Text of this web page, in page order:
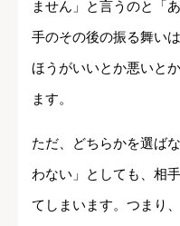
ません」と言うのと「
手のその後の振る舞い
ほうがいいとか悪いと
ます。
ただ、どちらかを選ば
わない」としても、相
てしまいます。つまり